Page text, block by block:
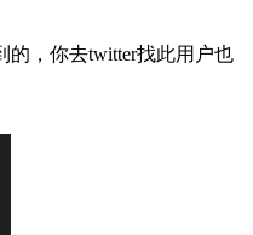
的，你去twitter找此用户也